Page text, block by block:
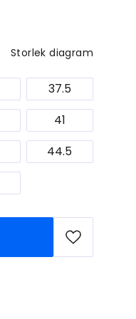
Storlek diagram
37.5
41
44.5